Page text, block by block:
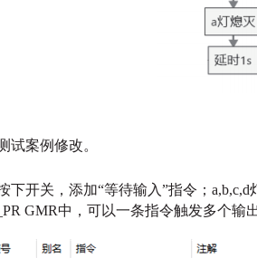
试案例修改。
开关，添加“等待输入”指令；a,b,c,d
GMR中，可以一条指令触发多个输